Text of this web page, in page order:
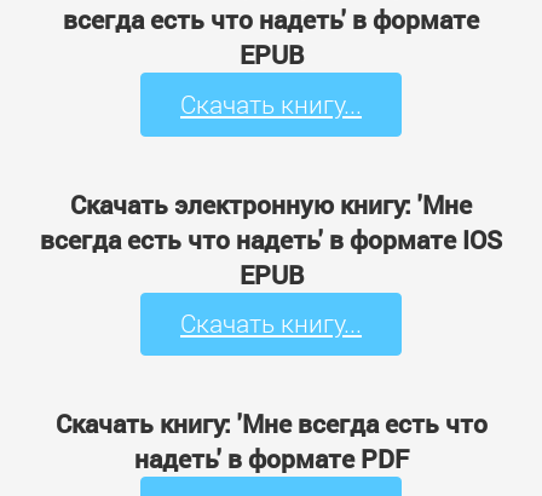
всегда есть что надеть' в формате
EPUB
Скачать книгу...
Скачать электронную книгу: 'Мне
всегда есть что надеть' в формате IOS
EPUB
Скачать книгу...
Скачать книгу: 'Мне всегда есть что
надеть' в формате PDF